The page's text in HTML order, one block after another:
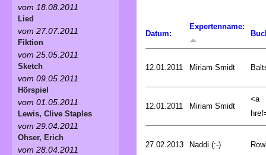
Datum:
Expertenname:
12.01.2011 Miriam Smidt
12.01.2011 Miriam Smidt
<a
27.02.2013 Naddi (:-)
vom 18.08.2011
Lied
vom 27.07.2011
Fiktion
vom 25.05.2011
Sketch
vom 09.05.2011
Hörspiel
vom 01.05.2011
Lewis, Clive Staples
vom 29.04.2011
Ohser, Erich
vom 28.04.2011